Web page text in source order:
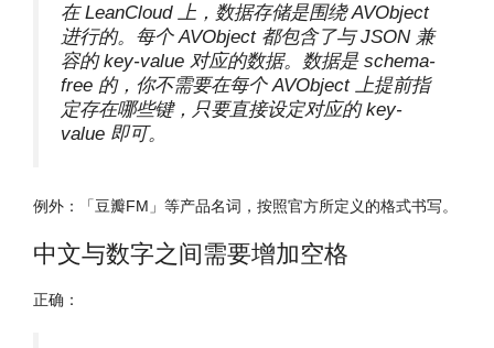
在 LeanCloud 上，数据存储是围绕 AVObject
进行的。每个 AVObject 都包含了与 JSON 兼
容的 key-value 对应的数据。数据是 schema-
free 的，你不需要在每个 AVObject 上提前指
定存在哪些键，只要直接设定对应的 key-
value 即可。
例外：「豆瓣FM」等产品名词，按照官方所定义的格式书写。
中文与数字之间需要增加空格
正确：